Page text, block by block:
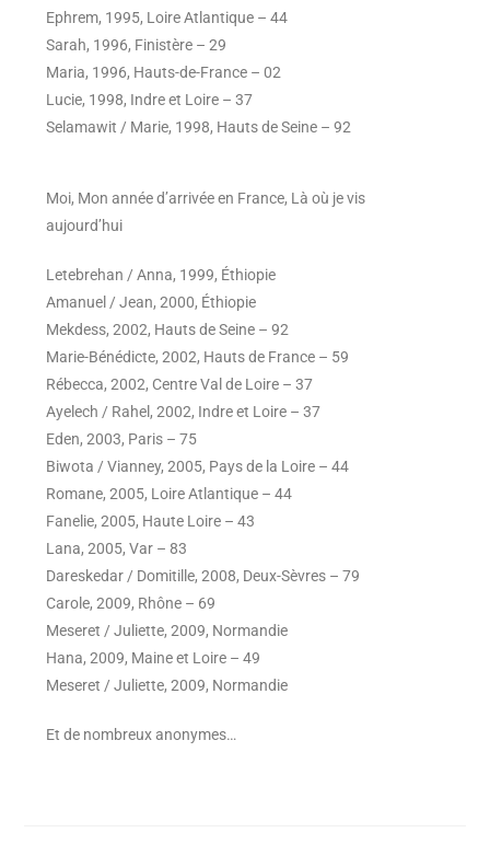
Ephrem, 1995, Loire Atlantique – 44
Sarah, 1996, Finistère – 29
Maria, 1996, Hauts-de-France – 02
Lucie, 1998, Indre et Loire – 37
Selamawit / Marie, 1998, Hauts de Seine – 92
Moi, Mon année d’arrivée en France, Là où je vis
aujourd’hui
Letebrehan / Anna, 1999, Éthiopie
Amanuel / Jean, 2000, Éthiopie
Mekdess, 2002, Hauts de Seine – 92
Marie-Bénédicte, 2002, Hauts de France – 59
Rébecca, 2002, Centre Val de Loire – 37
Ayelech / Rahel, 2002, Indre et Loire – 37
Eden, 2003, Paris – 75
Biwota / Vianney, 2005, Pays de la Loire – 44
Romane, 2005, Loire Atlantique – 44
Fanelie, 2005, Haute Loire – 43
Lana, 2005, Var – 83
Dareskedar / Domitille, 2008, Deux-Sèvres – 79
Carole, 2009, Rhône – 69
Meseret / Juliette, 2009, Normandie
Hana, 2009, Maine et Loire – 49
Meseret / Juliette, 2009, Normandie
Et de nombreux anonymes…